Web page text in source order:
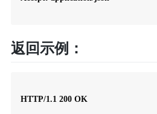
返回示例：
HTTP/1.1 200 OK